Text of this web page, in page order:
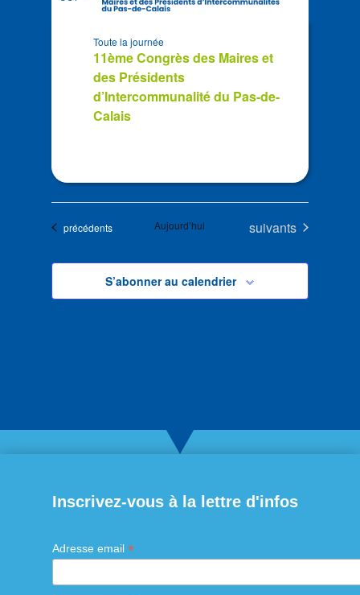
11ème Congrès des Maires et
des Présidents
d’Intercommunalité du Pas-de-
Calais
Toute la journée
Évènements
précédents Aujourd’hui Évènements
suivants
S’abonner au calendrier
Inscrivez-vous à la lettre d'infos
Adresse email *